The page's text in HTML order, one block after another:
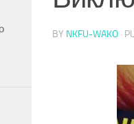
BY NKFU-WAKO ·